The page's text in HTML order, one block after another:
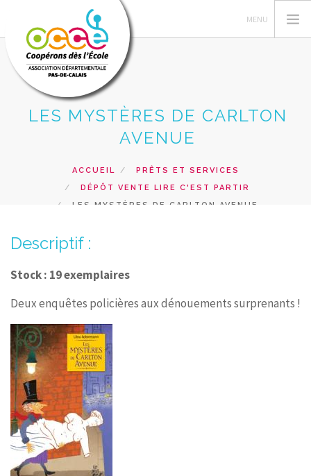
L'OCCE 62
GERER SA COOPERATIVE
NOS ACTIONS PEDAGOGIQUES
RESSOURCES ET SERVICES
RECHERCHER
CONTACT
LES MYSTÈRES DE CARLTON
AVENUE
ACCUEIL
PRÊTS ET SERVICES
DÉPÔT VENTE LIRE C'EST PARTIR
LES MYSTÈRES DE CARLTON AVENUE
Descriptif :
Stock : 19 exemplaires
Deux enquêtes policières aux dénouements surprenants !